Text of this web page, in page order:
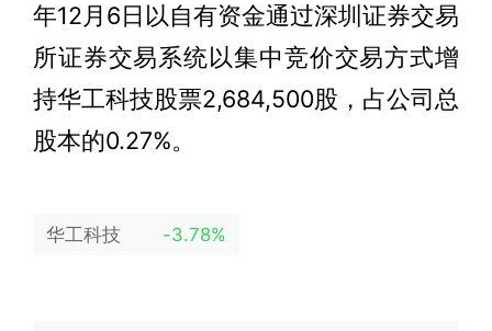
年12月6日以自有资金通过深圳证券交易
所证券交易系统以集中竞价交易方式增
持华工科技股票2,684,500股，占公司总
股本的0.27%。
华工科技 -3.78%